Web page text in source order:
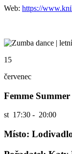
Web: https://
15
červenec
Femme Summer
st 17:30 - 20:00
Místo: